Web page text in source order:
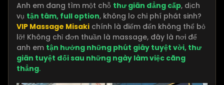
Anh em đang tìm một chỗ thư giãn đẳng cấp, dịch
vụ tận tâm, full option, không lo chi phí phát sinh?
VIP Massage Misaki chính là điểm đến không thể bỏ
lỡ! Không chỉ đơn thuần là massage, đây là nơi để
anh em tận hưởng những phút giây tuyệt vời, thư
giãn tuyệt đối sau những ngày làm việc căng
thẳng.